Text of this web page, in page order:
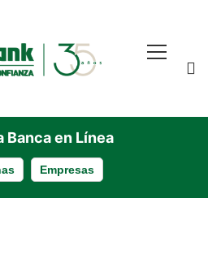
Banca en Línea
Empresas